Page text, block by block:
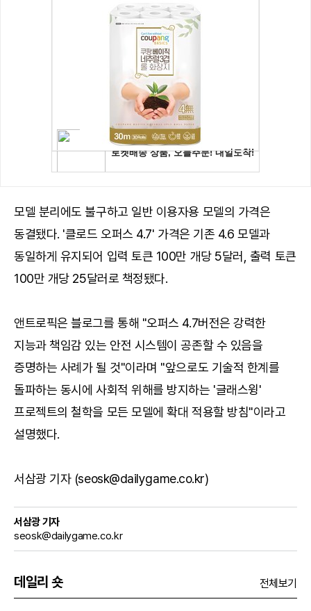
모델 분리에도 불구하고 일반 이용자용 모델의 가격은
동결됐다. '클로드 오퍼스 4.7' 가격은 기존 4.6 모델과
동일하게 유지되어 입력 토큰 100만 개당 5달러, 출력 토큰
100만 개당 25달러로 책정됐다.
앤트로픽은 블로그를 통해 "오퍼스 4.7버전은 강력한
지능과 책임감 있는 안전 시스템이 공존할 수 있음을
증명하는 사례가 될 것"이라며 "앞으로도 기술적 한계를
돌파하는 동시에 사회적 위해를 방지하는 '글래스윙'
프로젝트의 철학을 모든 모델에 확대 적용할 방침"이라고
설명했다.
서삼광 기자 (seosk@dailygame.co.kr)
서삼광 기자
seosk@dailygame.co.kr
데일리 숏 전체보기